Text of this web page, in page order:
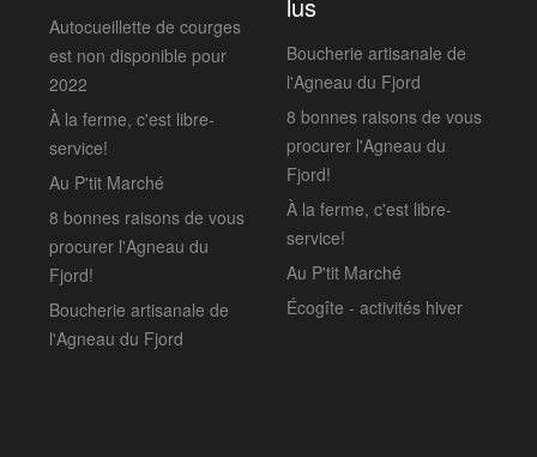
Autocueillette de courges
est non disponible pour
2022
À la ferme, c'est libre-
service!
Au P'tit Marché
8 bonnes raisons de vous
procurer l'Agneau du
Fjord!
Boucherie artisanale de
l'Agneau du Fjord
Boucherie artisanale de
l'Agneau du Fjord
8 bonnes raisons de vous
procurer l'Agneau du
Fjord!
À la ferme, c'est libre-
service!
Au P'tit Marché
Écogîte - activités hiver